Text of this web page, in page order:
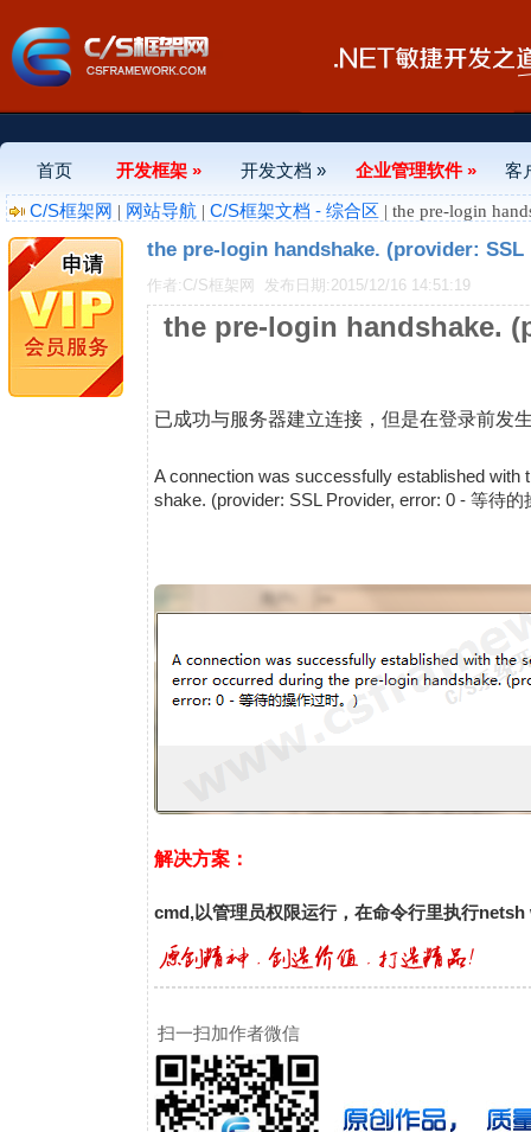
首页 开发框架 » 开发文档 » 企业管理软件 »
客
C/S框架网 | 网站导航 | C/S框架文档 - 综合区 | the pre-login
the pre-login handshake. (provider:
作者:C/S框架网 发布日期:2015/12/16 14:51:19
the pre-login handshake.
已成功与服务器建立连接，但是在登录前发
A connection was successfully established with
shake. (provider: SSL Provider, error: 0 - 等待的
解决方案：
cmd,以管理员权限运行，在命令行里执行
扫一扫加作者微信